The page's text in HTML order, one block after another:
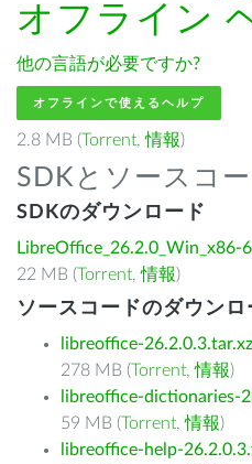
オフライン
他の言語が必要ですか?
オフラインで使えるヘルプ
2.8 MB (Torrent,情報)
SDKとソースコー
SDKのダウンロード
LibreOffice_26.2.0_Win_x86-
22 MB (Torrent,情報)
ソースコードのダウンロ
libreoffice-26.2.0.3.tar.xz
278 MB (Torrent,情報)
libreoffice-dictionaries-
59 MB (Torrent,情報)
libreoffice-help-